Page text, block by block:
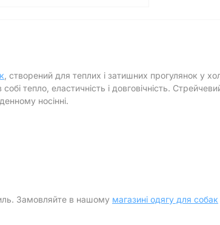
, створений для теплих і затишних прогулянок у
тепло, еластичність і довговічність.
носінні.
Замовляйте в нашому магазині одягу для собак